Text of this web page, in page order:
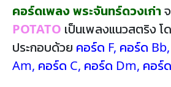
คอร์ดเพลง พระจันทร์ดวงเก่า
POTATO เป็นเพลงแนวสตริง
ประกอบด้วย คอร์ด F, คอร์ด Bb,
Am, คอร์ด C, คอร์ด Dm, คอร์